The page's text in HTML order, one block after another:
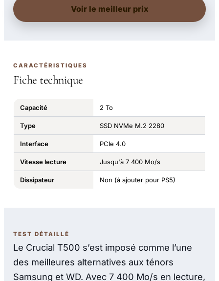
Voir le meilleur prix
CARACTÉRISTIQUES
Fiche technique
Capacité 2 To
Type SSD NVMe M.2 2280
Interface PCIe 4.0
Vitesse lecture Jusqu'à 7 400 Mo/s
Dissipateur Non (à ajouter pour PS5)
TEST DÉTAILLÉ
Le Crucial T500 s’est imposé comme l’une
des meilleures alternatives aux ténors
Samsung et WD. Avec 7 400 Mo/s en lecture,